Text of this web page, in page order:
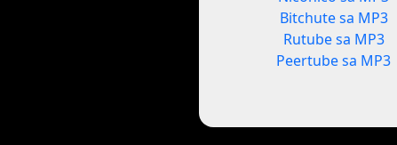
Bitchute sa MP3
Rutube sa MP3
Peertube sa MP3